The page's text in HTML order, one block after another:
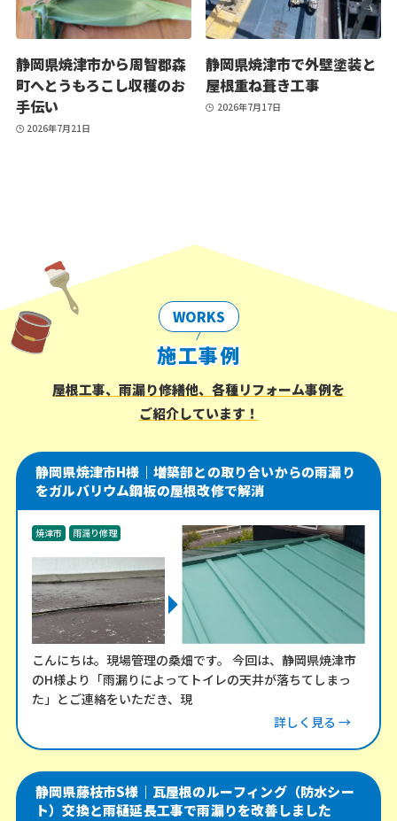
静岡県焼津市から周智郡森
町へとうもろこし収穫のお
手伝い
2026年7月21日
静岡県焼津市で外壁塗装と
屋根重ね葺き工事
2026年7月17日
WORKS
施工事例
屋根工事、雨漏り修繕他、各種リフォーム事例を
ご紹介しています！
静岡県焼津市H様｜増築部との取り合いからの雨漏り
をガルバリウム鋼板の屋根改修で解消
焼津市 雨漏り修理
こんにちは。現場管理の桑畑です。 今回は、静岡県焼津市
のH様より「雨漏りによってトイレの天井が落ちてしまっ
た」とご連絡をいただき、現
詳しく見る →
静岡県藤枝市S様｜瓦屋根のルーフィング（防水シー
ト）交換と雨樋延長工事で雨漏りを改善しました